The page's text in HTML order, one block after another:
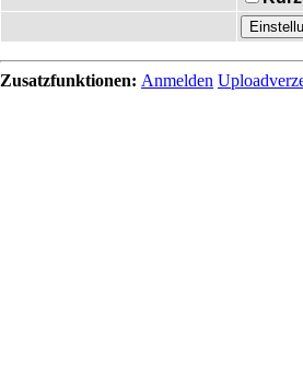
Zusatzfunktionen: Anmelden